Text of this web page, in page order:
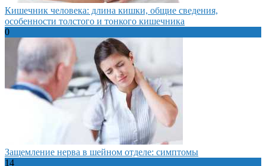
Кишечник человека: длина кишки, общие сведения,
особенности толстого и тонкого кишечника
0
Защемление нерва в шейном отделе: симптомы
14